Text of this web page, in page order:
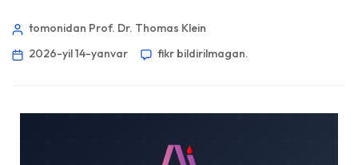
tomonidan Prof. Dr. Thomas Klein
2026-yil 14-yanvar
fikr bildirilmagan.